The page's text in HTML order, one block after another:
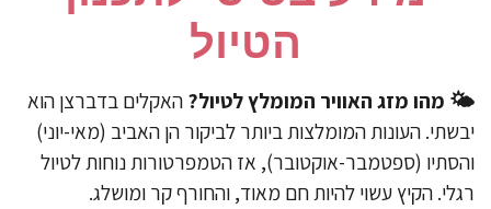
הטיול
​מהומזג האוויר המומלץ לטיול?האקלים בדברצן הוא
העונות המומלצות ביותר לביקור הן האביב (מאי-יוני)
(ספטמבר-אוקטובר), אז הטמפרטורות נוחות לטיול
הקיץ עשוי להיות חם מאוד, והחורף קר ומושלג.